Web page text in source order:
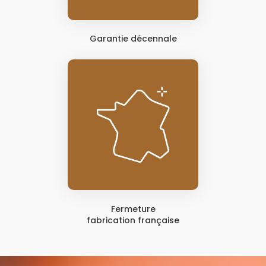
Garantie décennale
Fermeture
fabrication française